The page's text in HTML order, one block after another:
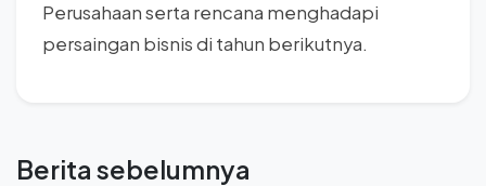
Perusahaan serta rencana menghadapi
persaingan bisnis di tahun berikutnya.
Berita sebelumnya